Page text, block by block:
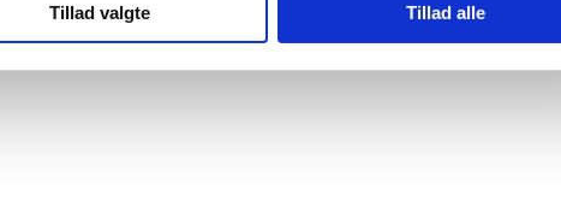
Tillad valgte Tillad alle